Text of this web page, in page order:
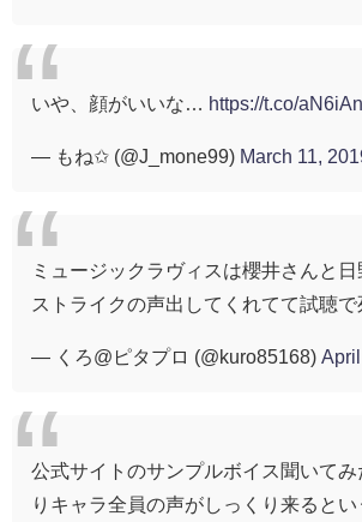
いや、顔がいいな… https://t.co/
— もね✩ (@J_mone99) March 11,
ミュージックラヴィスは櫻井さんと
ストライクの声出してくれてて試聴
— くろ@ピタプロ (@kuro85168)
公式サイトのサンプルボイス聞いて
りキャラ全員の声がしっくり来ると